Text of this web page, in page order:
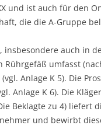
und ist auch für den
die die A-Gruppe
insbesondere auch in
Rührgefäß umfasst
Anlage K 5). Die
Anlage K 6). Die
Beklagte zu 4) liefert
und bewirbt